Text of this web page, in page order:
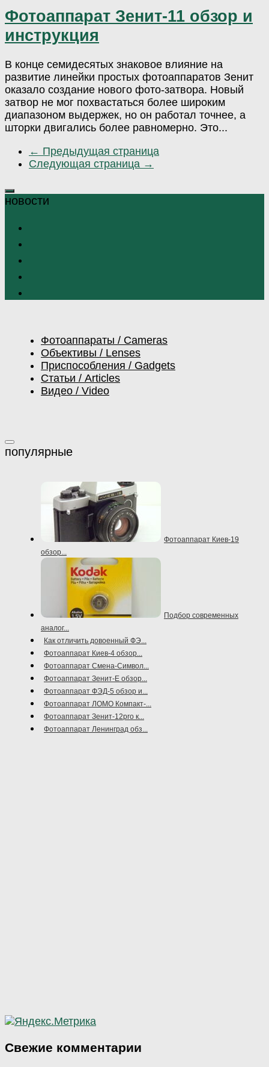
Фотоаппарат Зенит-11 обзор и
инструкция
В конце семидесятых знаковое влияние на
развитие линейки простых фотоаппаратов Зенит
оказало создание нового фото-затвора. Новый
затвор не мог похвастаться более широким
диапазоном выдержек, но он работал точнее, а
шторки двигались более равномерно. Это...
← Предыдущая страница
Следующая страница →
Фотоаппараты / Cameras
Объективы / Lenses
Приспособления / Gadgets
Статьи / Articles
Видео / Video
Фотоаппарат Киев-19
обзор...
Подбор современных
аналог...
Как отличить довоенный ФЭ...
Фотоаппарат Киев-4 обзор...
Фотоаппарат Смена-Символ...
Фотоаппарат Зенит-Е обзор...
Фотоаппарат ФЭД-5 обзор и...
Фотоаппарат ЛОМО Компакт-...
Фотоаппарат Зенит-12pro к...
Фотоаппарат Ленинград обз...
Свежие комментарии